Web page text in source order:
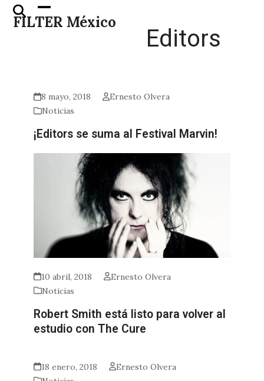
Skip
FILTER México
Open
mobile
Close
mobile
Editors
8 mayo, 2018
Ernesto Olvera
Noticias
¡Editors se suma al Festival Marvin!
10 abril, 2018
Ernesto Olvera
Noticias
Robert Smith está listo para volver al
estudio con The Cure
18 enero, 2018
Ernesto Olvera